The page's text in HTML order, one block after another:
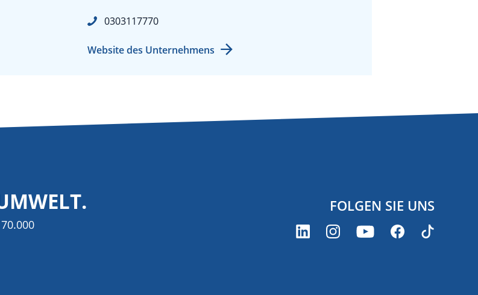
0303117770
Website des Unternehmens
FOLGEN SIE UNS